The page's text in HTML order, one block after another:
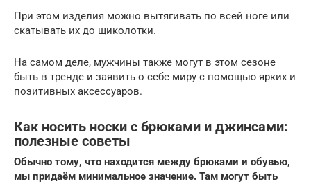
При этом изделия можно вытягивать по всей ноге или
скатывать их до щиколотки.
На самом деле, мужчины также могут в этом сезоне
быть в тренде и заявить о себе миру с помощью ярких и
позитивных аксессуаров.
Как носить носки с брюками и джинсами:
полезные советы
Обычно тому, что находится между брюками и обувью,
мы придаём минимальное значение. Там могут быть